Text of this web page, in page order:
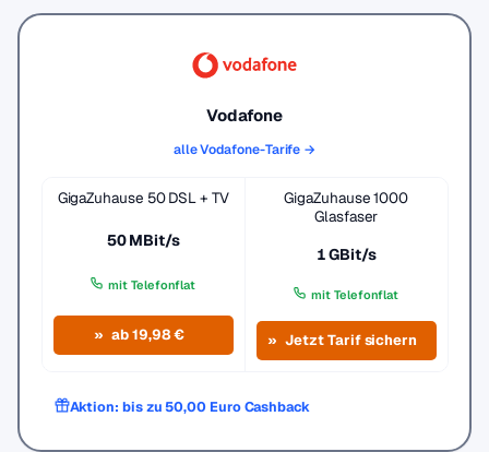
Vodafone
alle Vodafone-Tarife →
GigaZuhause 50 DSL + TV
50 MBit/s
mit Telefonflat
ab 19,98 €
GigaZuhause 1000
Glasfaser
1 GBit/s
mit Telefonflat
Jetzt Tarif sichern
Aktion: bis zu 50,00 Euro Cashback